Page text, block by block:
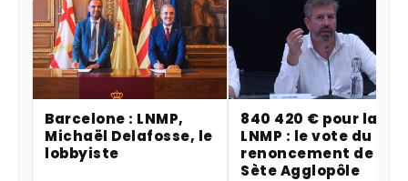
Barcelone : LNMP,
Michaël Delafosse, le
lobbyiste
840 420 € pour la
LNMP : le vote du
renoncement de
Sète Agglopôle